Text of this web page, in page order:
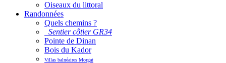
Oiseaux du littoral
Randonnées
Quels chemins ?
Sentier côtier GR34
Pointe de Dinan
Bois du Kador
Villas balnéaires Morgat